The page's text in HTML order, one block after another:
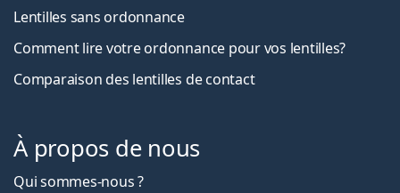
Lentilles sans ordonnance
Comment lire votre ordonnance pour vos lentilles?
Comparaison des lentilles de contact
À propos de nous
Qui sommes-nous ?